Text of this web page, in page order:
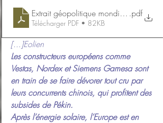
Extrait géopolitique mondiale des
.pdf
Télécharger PDF • 82KB
[...]Eolien
Les constructeurs européens comme
Vestas, Nordex et Siemens Gamesa sont
en train de se faire dévorer tout cru par
leurs concurrents chinois, qui profitent des
subsides de Pékin.
Après l’énergie solaire, l’Europe est en